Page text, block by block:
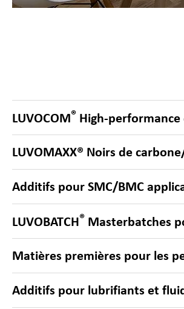
LUVOCOM® High-performance
LUVOMAXX® Noirs de
Additifs pour SMC/BMC
LUVOBATCH® Masterbatches
Matières premières pour les
Additifs pour lubrifiants et